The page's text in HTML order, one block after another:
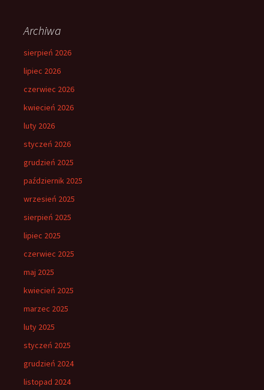
Archiwa
sierpień 2026
lipiec 2026
czerwiec 2026
kwiecień 2026
luty 2026
styczeń 2026
grudzień 2025
październik 2025
wrzesień 2025
sierpień 2025
lipiec 2025
czerwiec 2025
maj 2025
kwiecień 2025
marzec 2025
luty 2025
styczeń 2025
grudzień 2024
listopad 2024